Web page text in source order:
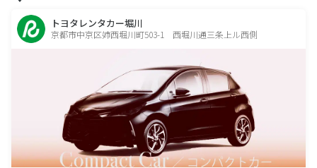
トヨタレンタカー堀川
京都市中京区姉西堀川町503-1 西堀川通三条上ル西側